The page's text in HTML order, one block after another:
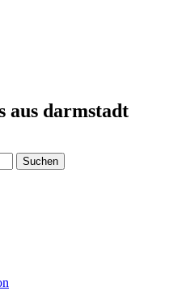
aus darmstadt